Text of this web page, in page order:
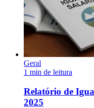
Geral
1 min de leitura
Relatório de
2025